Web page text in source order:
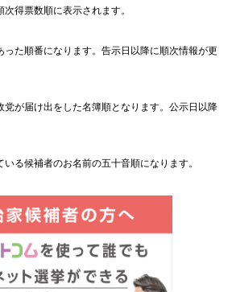
得票数順に表示されます。
った順番になります。告示日以降に順次情報が更
党が届け出をした名簿順となります。公示日以降
る候補者のお名前の五十音順になります。